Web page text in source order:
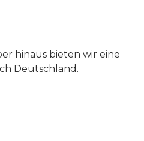
hinaus bieten wir eine
Deutschland.